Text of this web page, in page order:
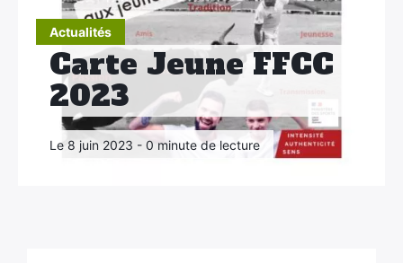
Actualités
Carte Jeune FFCC
2023
Le 8 juin 2023 - 0 minute de lecture